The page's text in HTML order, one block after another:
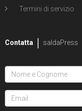
Termini di servizio
Contatta saldaPress